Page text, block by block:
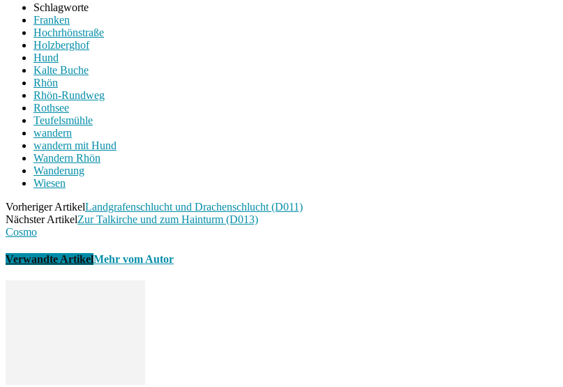
Schlagworte
Franken
Hochrhönstraße
Holzberghof
Hund
Kalte Buche
Rhön
Rhön-Rundweg
Rothsee
Teufelsmühle
wandern
wandern mit Hund
Wandern Rhön
Wanderung
Wiesen
Vorheriger ArtikelLandgrafenschlucht und Drachenschlucht (D011)
Nächster ArtikelZur Talkirche und zum Hainturm (D013)
Cosmo
Verwandte ArtikelMehr vom Autor